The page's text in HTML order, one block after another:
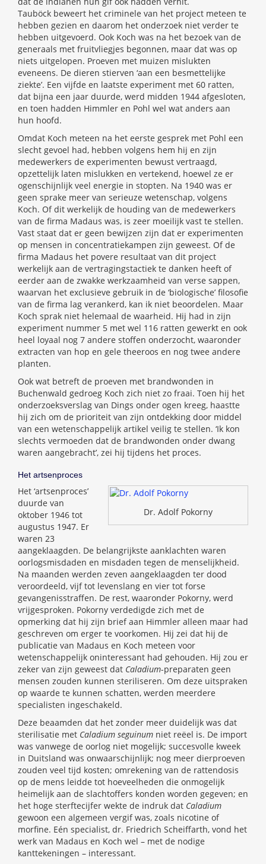
Tauböck beweert het criminele van het project meteen te
hebben gezien en daarom het onderzoek niet verder te
hebben uitgevoerd. Ook Koch was na het bezoek van de
generaals met fruitvliegjes begonnen, maar dat was op
niets uitgelopen. Proeven met muizen mislukten
eveneens. De dieren stierven ‘aan een besmettelijke
ziekte’. Een vijfde en laatste experiment met 60 ratten,
dat bijna een jaar duurde, werd midden 1944 afgesloten,
en toen hadden Himmler en Pohl wel wat anders aan
hun hoofd.
Omdat Koch meteen na het eerste gesprek met Pohl een
slecht gevoel had, hebben volgens hem hij en zijn
medewerkers de experimenten bewust vertraagd,
opzettelijk laten mislukken en vertekend, hoewel ze er
ogenschijnlijk veel energie in stopten. Na 1940 was er
geen sprake meer van serieuze wetenschap, volgens
Koch. Of dit werkelijk de houding van de medewerkers
van de firma Madaus was, is zeer moeilijk vast te stellen.
Vast staat dat er geen bewijzen zijn dat er experimenten
op mensen in concentratiekampen zijn geweest. Of de
firma Madaus het povere resultaat van dit project
werkelijk aan de vertragingstactiek te danken heeft of
eerder aan de zwakke werkzaamheid van verse sappen,
waarvan het exclusieve gebruik in de ‘biologische’ filosofie
van de firma lag verankerd, kan ik niet beoordelen. Maar
Koch sprak niet helemaal de waarheid. Hij had in zijn
experiment nummer 5 met wel 116 ratten gewerkt en ook
heel loyaal nog 7 andere stoffen onderzocht, waaronder
extracten van hop en gele theeroos en nog twee andere
planten.
Ook wat betreft de proeven met brandwonden in
Buchenwald gedroeg Koch zich niet zo fraai. Toen hij het
onderzoeksverslag van Dings onder ogen kreeg, haastte
hij zich om de prioriteit van zijn ontdekking door middel
van een wetenschappelijk artikel veilig te stellen. ‘Ik kon
slechts vermoeden dat de brandwonden onder dwang
waren aangebracht’, zei hij tijdens het proces.
Het artsenproces
Dr. Adolf Pokorny
Het ‘artsenproces’
duurde van
oktober 1946 tot
augustus 1947. Er
waren 23
aangeklaagden. De belangrijkste aanklachten waren
oorlogsmisdaden en misdaden tegen de menselijkheid.
Na maanden werden zeven aangeklaagden ter dood
veroordeeld, vijf tot levenslang en vier tot forse
gevangenisstraffen. De rest, waaronder Pokorny, werd
vrijgesproken. Pokorny verdedigde zich met de
opmerking dat hij zijn brief aan Himmler alleen maar had
geschreven om erger te voorkomen. Hij zei dat hij de
publicatie van Madaus en Koch meteen voor
wetenschappelijk oninteressant had gehouden. Hij zou er
zeker van zijn geweest dat Caladium-preparaten geen
mensen zouden kunnen steriliseren. Om deze uitspraken
op waarde te kunnen schatten, werden meerdere
specialisten ingeschakeld.
Deze beaamden dat het zonder meer duidelijk was dat
sterilisatie met Caladium seguinum niet reëel is. De import
was vanwege de oorlog niet mogelijk; succesvolle kweek
in Duitsland was onwaarschijnlijk; nog meer dierproeven
zouden veel tijd kosten; omrekening van de rattendosis
op de mens leidde tot hoeveelheden die onmogelijk
heimelijk aan de slachtoffers konden worden gegeven; en
het hoge sterftecijfer wekte de indruk dat Caladium
gewoon een algemeen vergif was, zoals nicotine of
morfine. Eén specialist, dr. Friedrich Scheiffarth, vond het
werk van Madaus en Koch wel – met de nodige
kanttekeningen – interessant.